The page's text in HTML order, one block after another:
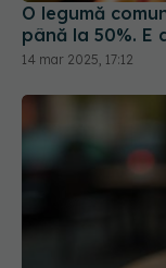
O legumă
până la 50%.
14 mar 2025, 17:12